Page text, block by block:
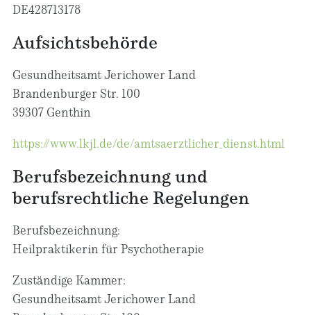
DE428713178
Aufsichtsbehörde
Gesundheitsamt Jerichower Land
Brandenburger Str. 100
39307 Genthin
https://www.lkjl.de/de/amtsaerztlicher_dienst.html
Berufsbezeichnung und
berufsrechtliche Regelungen
Berufsbezeichnung:
Heilpraktikerin für Psychotherapie
Zuständige Kammer:
Gesundheitsamt Jerichower Land